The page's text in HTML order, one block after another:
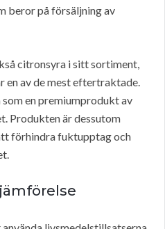
beror på försäljning av
citronsyra i sitt sortiment,
en av de mest eftertraktade.
en premiumprodukt av
Produkten är dessutom
förhindra fuktupptag och